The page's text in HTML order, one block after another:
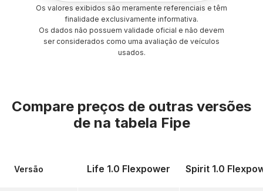
Os valores exibidos são meramente referenciais e têm
finalidade exclusivamente informativa.
Os dados não possuem validade oficial e não devem
ser considerados como uma avaliação de veículos
usados.
Compare preços de outras versões
de na tabela Fipe
Versão Life 1.0 Flexpower Spirit 1.0